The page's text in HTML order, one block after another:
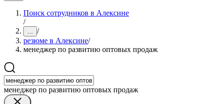
Поиск сотрудников в Алексине
/
... /
резюме в Алексине/
менеджер по развитию оптовых продаж
менеджер по развитию оптовых продаж